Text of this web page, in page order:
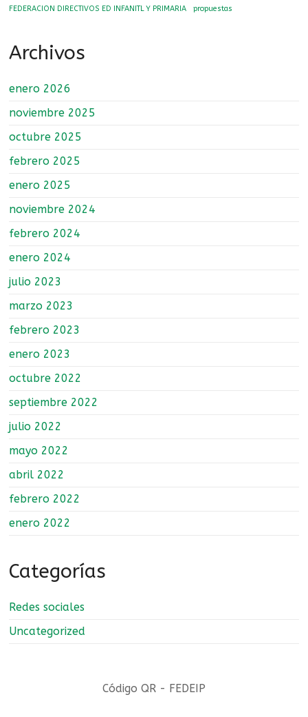
FEDERACION DIRECTIVOS ED INFANITL Y PRIMARIA
propuestas
Archivos
enero 2026
noviembre 2025
octubre 2025
febrero 2025
enero 2025
noviembre 2024
febrero 2024
enero 2024
julio 2023
marzo 2023
febrero 2023
enero 2023
octubre 2022
septiembre 2022
julio 2022
mayo 2022
abril 2022
febrero 2022
enero 2022
Categorías
Redes sociales
Uncategorized
Código QR - FEDEIP